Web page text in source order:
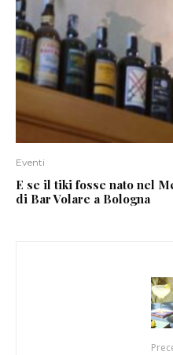
Eventi
E se il tiki fosse nato nel
di Bar Volare a Bologna